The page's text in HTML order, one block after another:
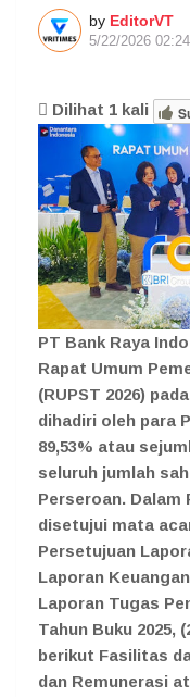
by EditorVT
5/22/2026
Dilihat 1 kali
PT Bank Raya
Rapat Umum
(RUPST 2026)
dihadiri oleh para
89,53% atau
seluruh jumlah
Perseroan. Dalam
disetujui mata
Persetujuan
Laporan
Laporan Tugas
Tahun Buku 2025,
berikut Fasilitas
dan Remunerasi